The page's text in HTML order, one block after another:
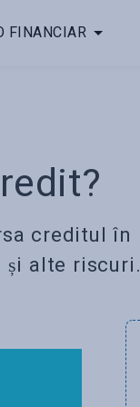
FINANCIAR
creditul în
și alte riscuri.